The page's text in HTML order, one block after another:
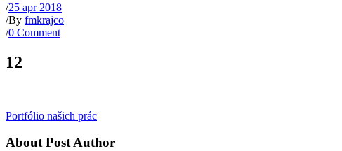
/25 apr 2018
/By fmkrajco
/0 Comment
12
Portfólio našich prác
About Post Author